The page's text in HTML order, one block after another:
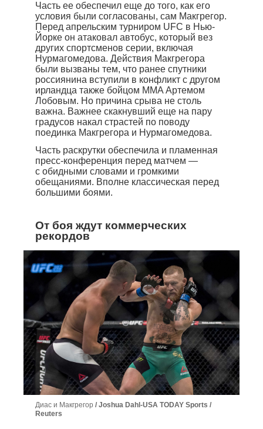
Часть ее обеспечил еще до того, как его
условия были согласованы, сам Макгрегор.
Перед апрельским турниром UFC в Нью-
Йорке он атаковал автобус, который вез
других спортсменов серии, включая
Нурмагомедова. Действия Макгрегора
были вызваны тем, что ранее спутники
россиянина вступили в конфликт с другом
ирландца также бойцом MMA Артемом
Лобовым. Но причина срыва не столь
важна. Важнее скакнувший еще на пару
градусов накал страстей по поводу
поединка Макгрегора и Нурмагомедова.
Часть раскрутки обеспечила и пламенная
пресс-конференция перед матчем —
с обидными словами и громкими
обещаниями. Вполне классическая перед
большими боями.
От боя ждут коммерческих
рекордов
Диас и Макгрегор
Joshua Dahl-USA TODAY Sports /
Reuters